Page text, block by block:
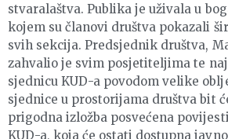
stvaralaštva. Publika je uživala u
kojem su članovi društva pokazali
svih sekcija. Predsjednik društva,
zahvalio je svim posjetiteljima te
sjednicu KUD-a povodom velike
sjednice u prostorijama društva bit
prigodna izložba posvećena
KUD-a, koja će ostati dostupna